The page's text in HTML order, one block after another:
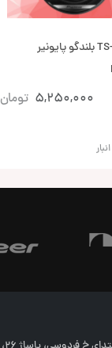
TS-G1620F بلندگو پایونیر
5,250,000 تومان